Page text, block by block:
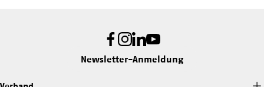
Facebook
Instagram
LinkedIn
Youtube
Newsletter-Anmeldung